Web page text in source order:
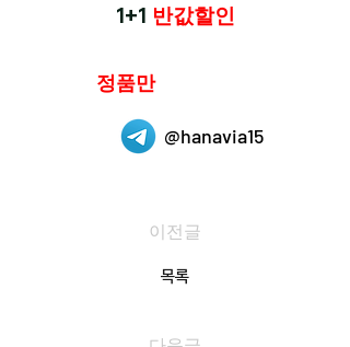
1+1 반값할인
정품만
@hanavia15
이전글
목록